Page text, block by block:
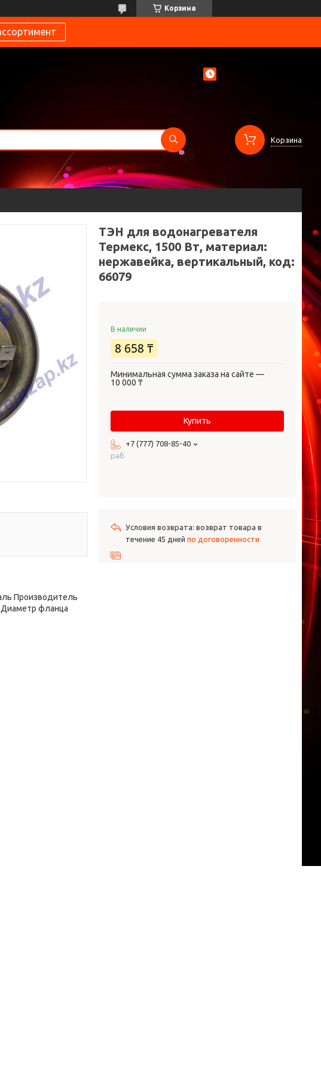
Корзина
Корзина
Производитель
Диаметр фланца
ТЭН для водонагревателя
Термекс, 1500 Вт, материал:
нержавейка, вертикальный, код:
66079
В наличии
8 658 ₸
Минимальная сумма заказа на сайте —
10 000 ₸
Купить
+7 (777) 708-85-40
раб
возврат товара в
течение 45 дней по договоренности